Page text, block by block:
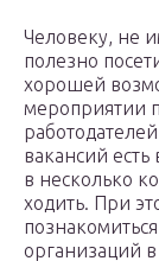
Человеку, не
полезно
хорошей
мероприятии
вакансий
в несколько
ходить. При
организаций